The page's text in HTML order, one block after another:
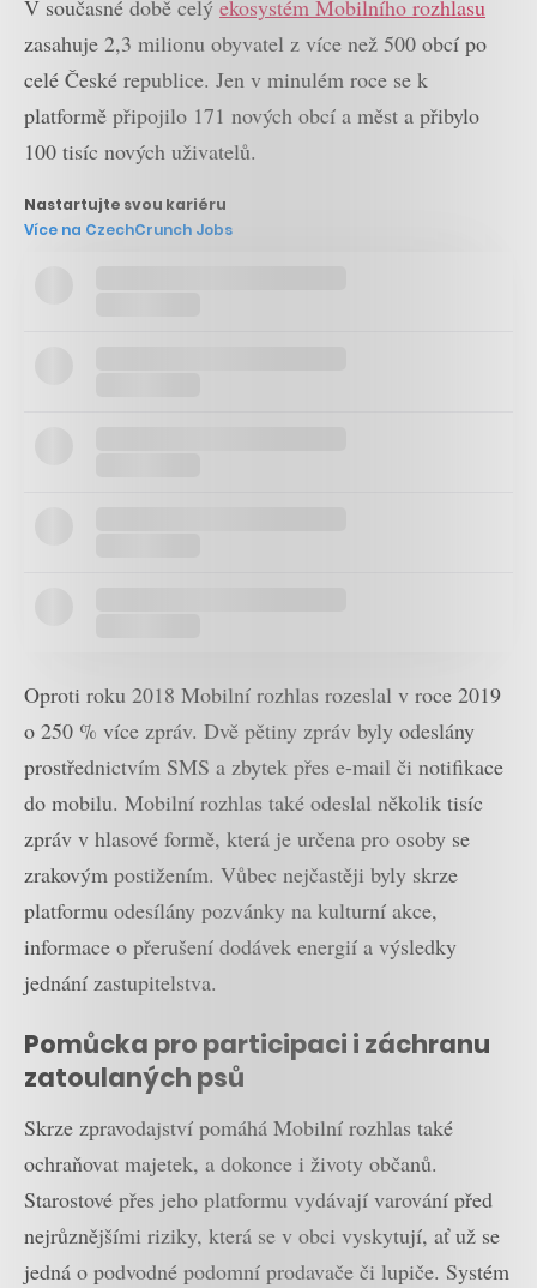
V současné době celý ekosystém Mobilního rozhlasu
zasahuje 2,3 milionu obyvatel z více než 500 obcí po
celé České republice. Jen v minulém roce se k
platformě připojilo 171 nových obcí a měst a přibylo
100 tisíc nových uživatelů.
Nastartujte svou kariéru
Více na CzechCrunch Jobs
Oproti roku 2018 Mobilní rozhlas rozeslal v roce 2019
o 250 % více zpráv. Dvě pětiny zpráv byly odeslány
prostřednictvím SMS a zbytek přes e-mail či notifikace
do mobilu. Mobilní rozhlas také odeslal několik tisíc
zpráv v hlasové formě, která je určena pro osoby se
zrakovým postižením. Vůbec nejčastěji byly skrze
platformu odesílány pozvánky na kulturní akce,
informace o přerušení dodávek energií a výsledky
jednání zastupitelstva.
Pomůcka pro participaci i záchranu
zatoulaných psů
Skrze zpravodajství pomáhá Mobilní rozhlas také
ochraňovat majetek, a dokonce i životy občanů.
Starostové přes jeho platformu vydávají varování před
nejrůznějšími riziky, která se v obci vyskytují, ať už se
jedná o podvodné podomní prodavače či lupiče. Systém